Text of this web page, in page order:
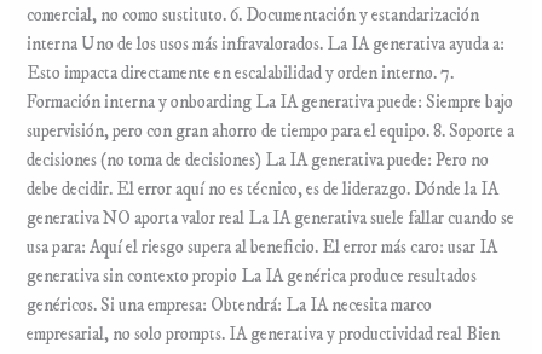
comercial, no como sustituto. 6. Documentación y estandarización
interna Uno de los usos más infravalorados. La IA generativa ayuda a:
Esto impacta directamente en escalabilidad y orden interno. 7.
Formación interna y onboarding La IA generativa puede: Siempre bajo
supervisión, pero con gran ahorro de tiempo para el equipo. 8. Soporte a
decisiones (no toma de decisiones) La IA generativa puede: Pero no
debe decidir. El error aquí no es técnico, es de liderazgo. Dónde la IA
generativa NO aporta valor real La IA generativa suele fallar cuando se
usa para: Aquí el riesgo supera al beneficio. El error más caro: usar IA
generativa sin contexto propio La IA genérica produce resultados
genéricos. Si una empresa: Obtendrá: La IA necesita marco
empresarial, no solo prompts. IA generativa y productividad real Bien